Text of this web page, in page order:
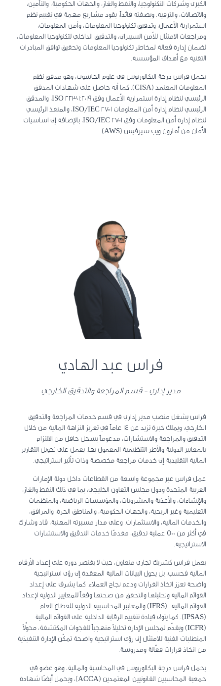
الكبرى وشركات التكنولوجيا، والنفط والغاز، والجهات الحكومية، والتأمين،
والاتصالات، والترفيه. وبصفته قائداً، يقود مشاريع مهمة في تقييم نظم
استمرارية الأعمال، وتدقيق تكنولوجيا المعلومات، وأمن المعلومات،
ومراجعات الامتثال للأمن السيبراني، والتدقيق الداخلي لتكنولوجيا المعلومات،
لضمان إدارة فعالة لمخاطر تكنولوجيا المعلومات وتحقيق توافق المبادرات
التقنية مع أهداف المؤسسة.
يحمل فراس درجة البكالوريوس في علوم الحاسوب، وهو مدقق نظم
المعلومات المعتمد (CISA). كما أنه حاصل على شهادات المدقق
الرئيسي لنظام إدارة استمرارية الأعمال وفق ISO 22301:2019، والمدقق
الرئيسي لنظام إدارة أمن المعلومات ISO/IEC 27001، والمنفذ الرئيسي
لنظام إدارة أمن المعلومات وفق ISO/IEC 27001، بالإضافة إلى اساسيات
الأمان من أمازون ويب سيرفيس (AWS).
فراس عبد الهادي
مدير إداري - قسم المراجعة والتدقيق الخارجي
فراس يشغل منصب مدير إداري في قسم خدمات المراجعة والتدقيق
الخارجي، ويملك خبرة تزيد عن 14 عاماً في تعزيز النزاهة المالية من خلال
التدقيق والمراجعة والاستشارات، مدعوماً بسجل حافل من الالتزام
بالمعايير الدولية والأطر التنظيمية المعمول بها. يعمل على تحويل التقارير
المالية التقليدية إلى خدمات مراجعة مخصصة وذات تأثير استراتيجي.
عمل فراس عبر مجموعة واسعة من القطاعات داخل دولة الإمارات
العربية المتحدة ودول مجلس التعاون الخليجي، بما في ذلك النفط والغاز،
والإنشاءات، والأغذية والمشروبات، والمؤسسات الرياضية، والمنظمات
التعليمية وغير الربحية، والجهات الحكومية، والمناطق الحرة، والمرافق،
والخدمات المالية، والاستثمارات. وعلى مدار مسيرته المهنية، قاد وشارك
في أكثر من 500 عملية تدقيق، مقدمًا خدمات التدقيق والاستشارات
الاستراتيجية.
يعمل فراس كشريك تجاري متعاون، حيث لا يقتصر دوره على إعداد الأرقام
المالية فحسب، بل يحول البيانات المالية المعقدة إلى رؤى استراتيجية
واضحة تعزز اتخاذ القرارات ودعم نجاح العملاء. كما يشرف على إعداد
القوائم المالية وتحليلها والتحقق من صحتها وفقاً للمعايير الدولية لإعداد
القوائم المالية (IFRS) والمعايير المحاسبية الدولية للقطاع العام
(IPSAS). كما يتولى قيادة تتقييم الرقابة الداخلية على القوائم المالية
(ICFR) ويقدّم لمجلس الإدارة تحليلاً منهجياً للفجوات المكتشفة، محوِّلاً
المتطلبات الفنية للامتثال إلى رؤى استراتيجية واضحة تمكّن الإدارة التنفيذية
من اتخاذ قرارات فعّالة ومدروسة.
يحمل فراس درجة البكالوريوس في المحاسبة والمالية، وهو عضو في
جمعية المحاسبين القانونيين المعتمدين (ACCA)
، ويحمل أيضًا شهادة